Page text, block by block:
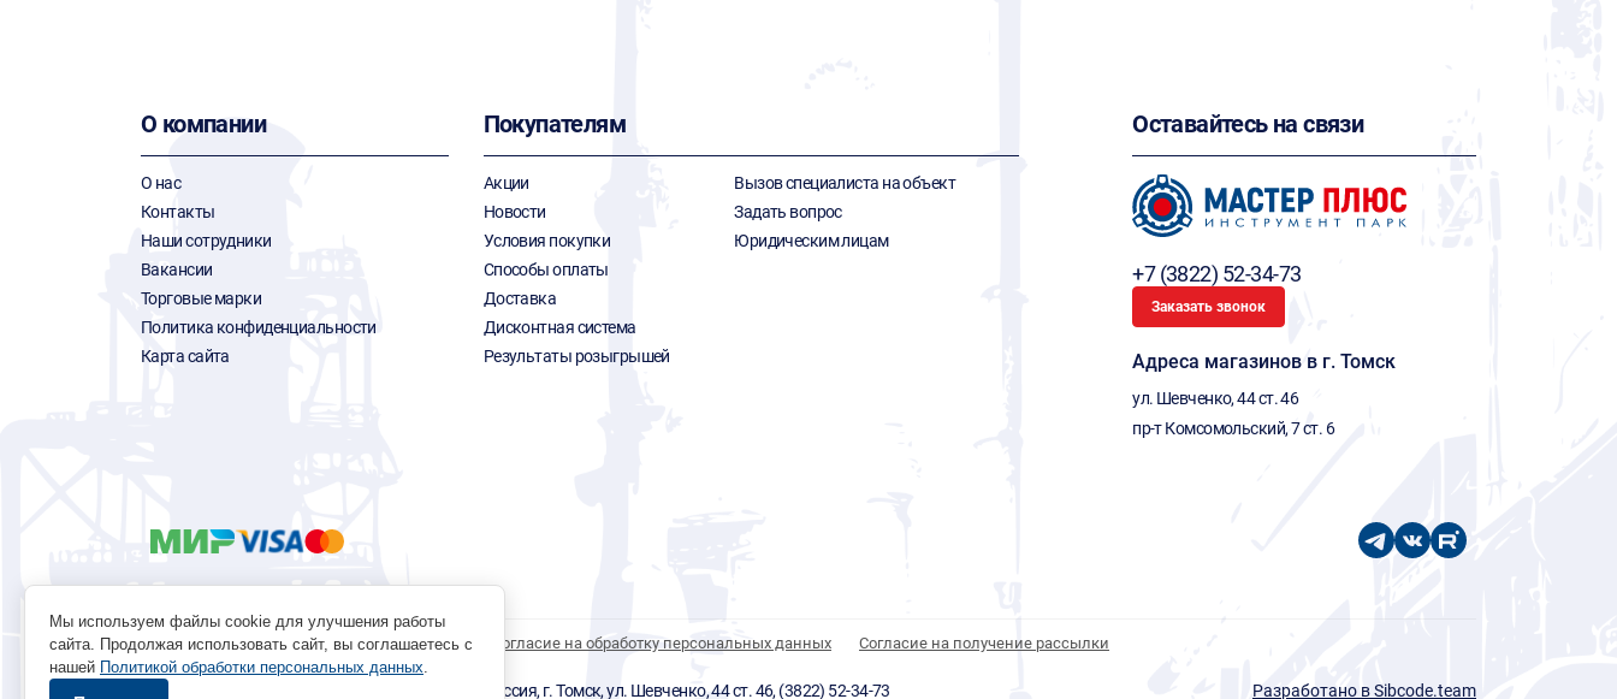
О компании
О нас
Контакты
Наши сотрудники
Вакансии
Торговые марки
Политика конфиденциальности
Карта сайта
Покупателям
Акции
Новости
Условия покупки
Способы оплаты
Доставка
Дисконтная система
Результаты розыгрышей
Вызов специалиста на объект
Задать вопрос
Юридическим лицам
Оставайтесь на связи
+7 (3822) 52-34-73
Заказать звонок
Адреса магазинов в г. Томск
ул. Шевченко, 44 ст. 46
пр-т Комсомольский, 7 ст. 6
Политика обработки персональных данных Согласие на обработку персональных данных Согласие на получение рассылки
© 1996 - 2026 инструмент парк «Мастер Плюс» Россия, г. Томск, ул. Шевченко, 44 ст. 46, (3822) 52-34-73 Разработано в Sibcode.team
Мы используем файлы cookie для улучшения работы
сайта. Продолжая использовать сайт, вы соглашаетесь с
нашей Политикой обработки персональных данных.